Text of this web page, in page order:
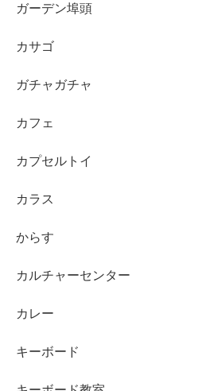
ガーデン埠頭
カサゴ
ガチャガチャ
カフェ
カプセルトイ
カラス
からす
カルチャーセンター
カレー
キーボード